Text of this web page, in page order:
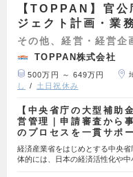
【TOPPAN】官
ジェクト計画・
その他、経営・経営企
TOPPAN株式会社
500万円 ～ 649万円
し
土日祝休み
【中央省庁の大型補助
営管理｜申請審査から
のプロセスを一貫サポ
経済産業省をはじめとする中央
体的には、日本の経済活性化や